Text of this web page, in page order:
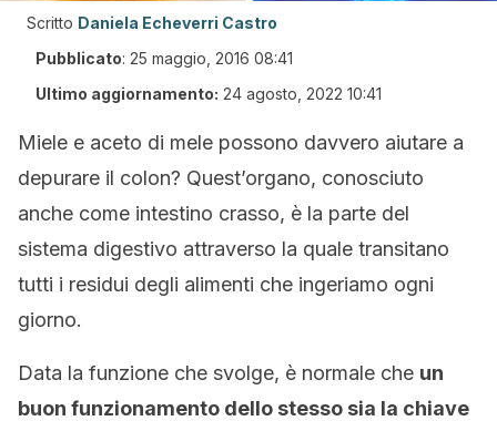
Scritto Daniela Echeverri Castro
Pubblicato: 25 maggio, 2016 08:41
Ultimo aggiornamento: 24 agosto, 2022 10:41
Miele e aceto di mele possono davvero aiutare a
depurare il colon? Quest’organo, conosciuto
anche come intestino crasso, è la parte del
sistema digestivo attraverso la quale transitano
tutti i residui degli alimenti che ingeriamo ogni
giorno.
Data la funzione che svolge, è normale che un
buon funzionamento dello stesso sia la chiave